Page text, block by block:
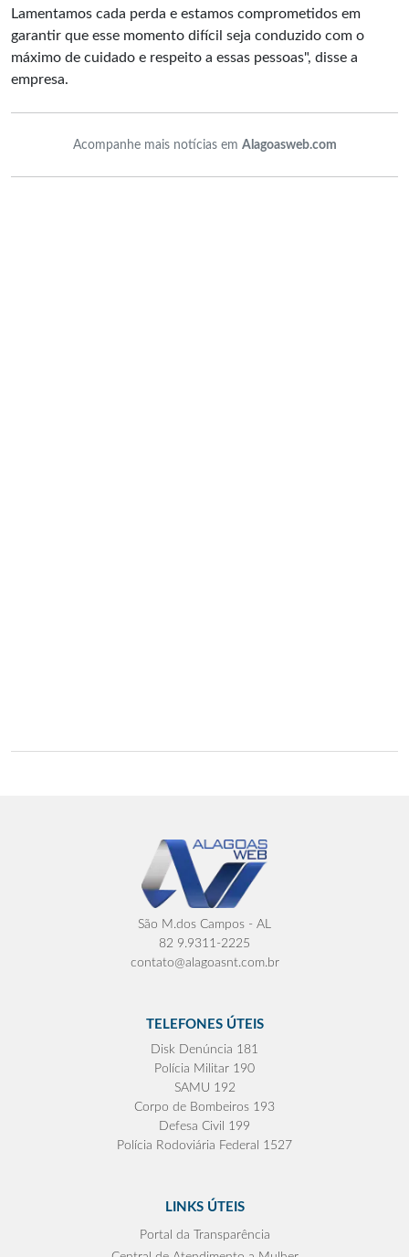
Lamentamos cada perda e estamos comprometidos em
garantir que esse momento difícil seja conduzido com o
máximo de cuidado e respeito a essas pessoas", disse a
empresa.
Acompanhe mais notícias em Alagoasweb.com
São M.dos Campos - AL
82 9.9311-2225
contato@alagoasnt.com.br
TELEFONES ÚTEIS
Disk Denúncia 181
Polícia Militar 190
SAMU 192
Corpo de Bombeiros 193
Defesa Civil 199
Polícia Rodoviária Federal 1527
LINKS ÚTEIS
Portal da Transparência